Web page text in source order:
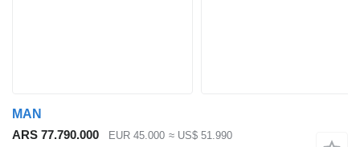
MAN
ARS 77.790.000
EUR 45.000 ≈ US$ 51.990